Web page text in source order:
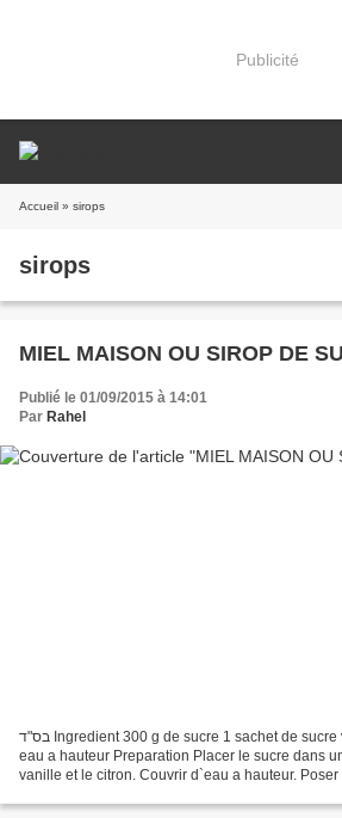
Publicité
Accueil » sirops
sirops
MIEL MAISON OU SIROP DE
Publié le 01/09/2015 à 14:01
Par Rahel
בס"ד Ingredient 300 g de sucre 1 sachet de sucre vanille 1/2 citron presse
eau a hauteur Preparation Placer le sucre dans
vanille et le citron. Couvrir d`eau a hauteur.